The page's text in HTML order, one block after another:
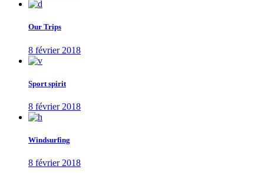
Our Trips
8 février 2018
Sport spirit
8 février 2018
Windsurfing
8 février 2018